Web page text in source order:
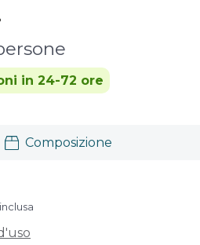
in 24-72 ore
Composizione